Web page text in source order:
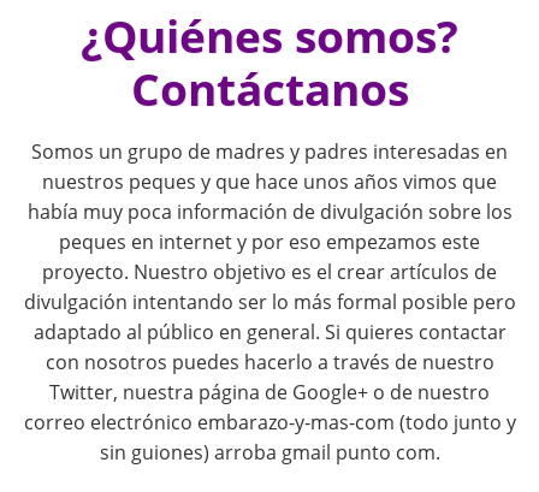
¿Quiénes somos?
Contáctanos
Somos un grupo de madres y padres interesadas en
nuestros peques y que hace unos años vimos que
había muy poca información de divulgación sobre los
peques en internet y por eso empezamos este
proyecto. Nuestro objetivo es el crear artículos de
divulgación intentando ser lo más formal posible pero
adaptado al público en general. Si quieres contactar
con nosotros puedes hacerlo a través de nuestro
Twitter, nuestra página de Google+ o de nuestro
correo electrónico embarazo-y-mas-com (todo junto y
sin guiones) arroba gmail punto com.